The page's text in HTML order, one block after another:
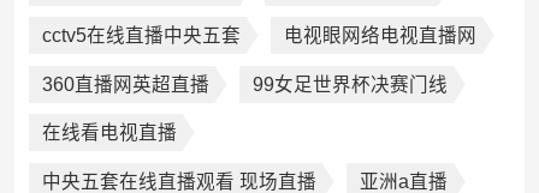
cctv5在线直播中央五套 电视眼网络电视直播网
360直播网英超直播 99女足世界杯决赛门线
在线看电视直播
中央五套在线直播观看 现场直播 亚洲a直播